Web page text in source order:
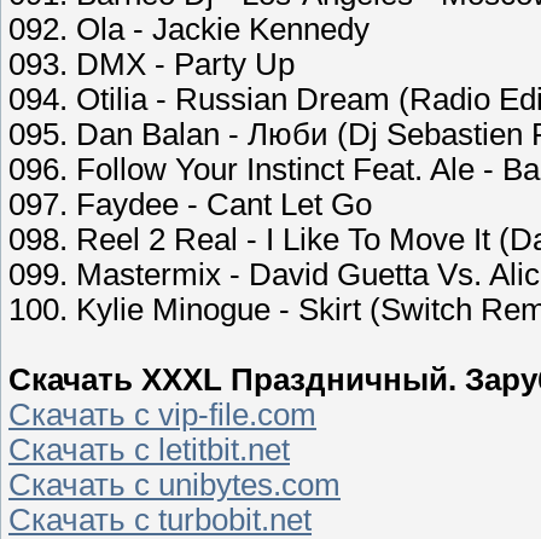
092. Ola - Jackie Kennedy
093. DMX - Party Up
094. Otilia - Russian Dream (Radio
095. Dan Balan - Люби (Dj Sebastien
096. Follow Your Instinct Feat. Ale -
097. Faydee - Cant Let Go
098. Reel 2 Real - I Like To Move It
099. Mastermix - David Guetta Vs.
100. Kylie Minogue - Skirt (Switch
Скачать XXXL Праздничный.
Скачать с vip-file.com
Скачать с letitbit.net
Скачать с unibytes.com
Скачать с turbobit.net